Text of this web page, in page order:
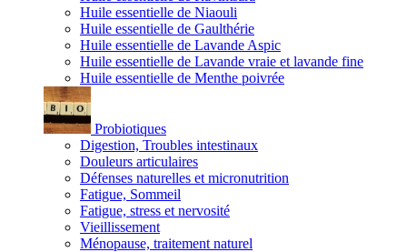
Huile essentielle de Niaouli
Huile essentielle de Gaulthérie
Huile essentielle de Lavande Aspic
Huile essentielle de Lavande vraie et lavande fine
Huile essentielle de Menthe poivrée
Probiotiques
Digestion, Troubles intestinaux
Douleurs articulaires
Défenses naturelles et micronutrition
Fatigue, Sommeil
Fatigue, stress et nervosité
Vieillissement
Ménopause, traitement naturel